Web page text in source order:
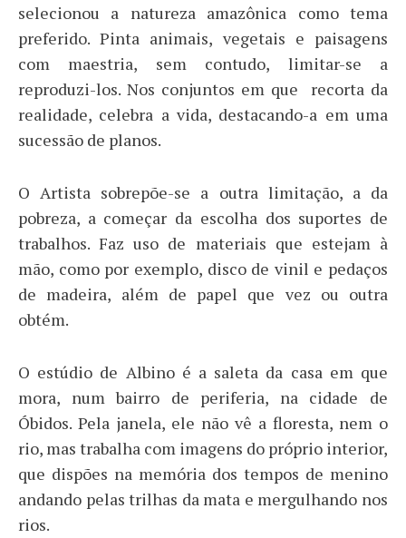
selecionou a natureza amazônica como tema
preferido. Pinta animais, vegetais e paisagens
com maestria, sem contudo, limitar-se a
reproduzi-los. Nos conjuntos em que recorta da
realidade, celebra a vida, destacando-a em uma
sucessão de planos.
O Artista sobrepõe-se a outra limitação, a da
pobreza, a começar da escolha dos suportes de
trabalhos. Faz uso de materiais que estejam à
mão, como por exemplo, disco de vinil e pedaços
de madeira, além de papel que vez ou outra
obtém.
O estúdio de Albino é a saleta da casa em que
mora, num bairro de periferia, na cidade de
Óbidos. Pela janela, ele não vê a floresta, nem o
rio, mas trabalha com imagens do próprio interior,
que dispões na memória dos tempos de menino
andando pelas trilhas da mata e mergulhando nos
rios.